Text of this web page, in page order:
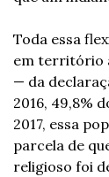
Toda essa
em território
— da
2016, 49,8%
2017, essa
parcela de
religioso foi